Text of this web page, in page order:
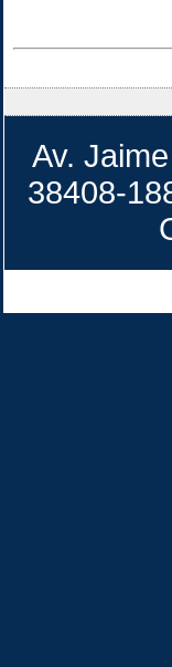
Av.
38408-